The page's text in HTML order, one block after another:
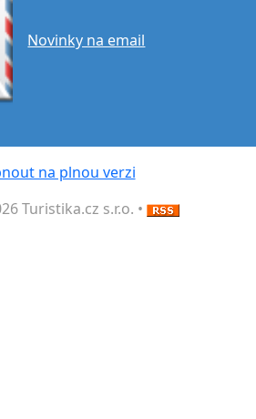
Novinky na email
na plnou verzi
Turistika.cz s.r.o. •